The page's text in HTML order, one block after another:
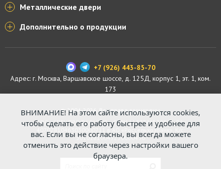
Металлические двери
Дополнительно о продукции
+7 (926) 443-85-70
Адрес: г. Москва, Варшавское шоссе, д. 125Д, корпус 1, эт. 1, ком.
173
© 2004-2026. Все права защищены.
ООО «СПЕЦПРОФКОНТУР», ОГРН 1187746529816. Р/с:
40702810463030000711 в АО «Россельхозбанк». К/с:
30101810045250000430
ВНИМАНИЕ! На этом сайте используются cookies,
чтобы сделать его работу быстрее и удобнее для
вас. Если вы не согласны, вы всегда можете
отменить это действие через настройки вашего
браузера.